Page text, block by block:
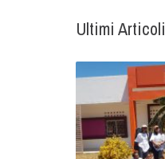
Ultimi Articoli